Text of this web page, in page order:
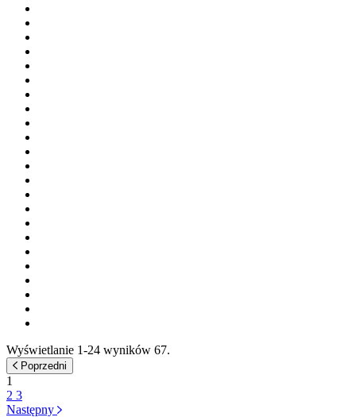
Wyświetlanie 1-24 wyników 67.
Poprzedni
1
2 3
Następny